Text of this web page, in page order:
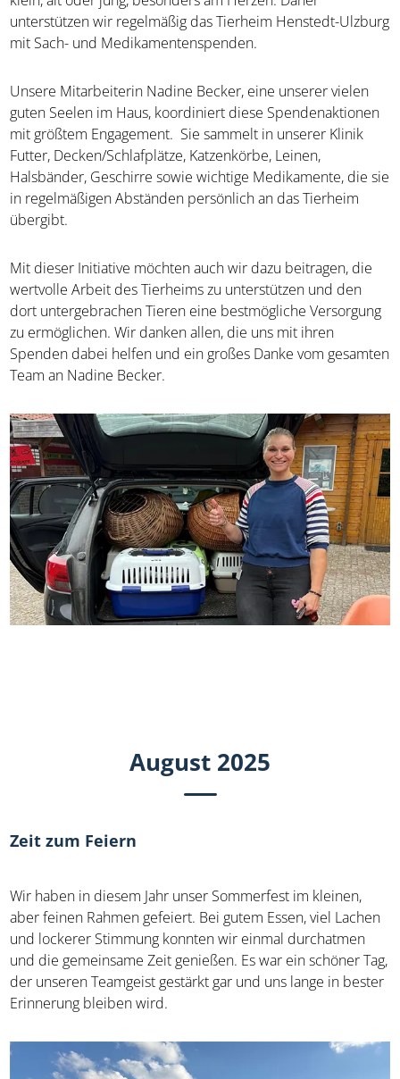
unterstützen wir regelmäßig das Tierheim Henstedt-Ulzburg
mit Sach- und Medikamentenspenden.
Unsere Mitarbeiterin Nadine Becker, eine unserer vielen
guten Seelen im Haus, koordiniert diese Spendenaktionen
mit größtem Engagement. Sie sammelt in unserer Klinik
Futter, Decken/Schlafplätze, Katzenkörbe, Leinen,
Halsbänder, Geschirre sowie wichtige Medikamente, die sie
in regelmäßigen Abständen persönlich an das Tierheim
übergibt.
Mit dieser Initiative möchten auch wir dazu beitragen, die
wertvolle Arbeit des Tierheims zu unterstützen und den
dort untergebrachen Tieren eine bestmögliche Versorgung
zu ermöglichen. Wir danken allen, die uns mit ihren
Spenden dabei helfen und ein großes Danke vom gesamten
Team an Nadine Becker.
August 2025
Zeit zum Feiern
Wir haben in diesem Jahr unser Sommerfest im kleinen,
aber feinen Rahmen gefeiert. Bei gutem Essen, viel Lachen
und lockerer Stimmung konnten wir einmal durchatmen
und die gemeinsame Zeit genießen. Es war ein schöner Tag,
der unseren Teamgeist gestärkt gar und uns lange in bester
Erinnerung bleiben wird.